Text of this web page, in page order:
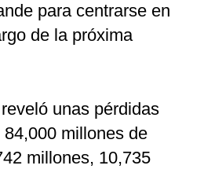
para centrarse en
de la próxima
unas pérdidas
millones de
millones, 10,735